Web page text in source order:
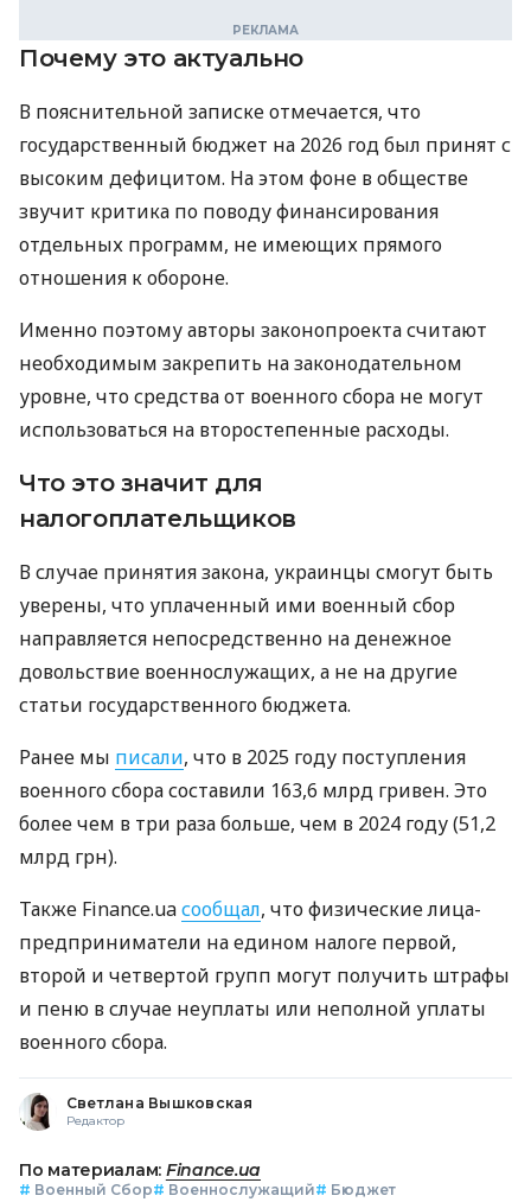
Почему это актуально
В пояснительной записке отмечается, что
государственный бюджет на 2026 год был принят с
высоким дефицитом. На этом фоне в обществе
звучит критика по поводу финансирования
отдельных программ, не имеющих прямого
отношения к обороне.
Именно поэтому авторы законопроекта считают
необходимым закрепить на законодательном
уровне, что средства от военного сбора не могут
использоваться на второстепенные расходы.
Что это значит для
налогоплательщиков
В случае принятия закона, украинцы смогут быть
уверены, что уплаченный ими военный сбор
направляется непосредственно на денежное
довольствие военнослужащих, а не на другие
статьи государственного бюджета.
Ранее мы писали, что в 2025 году поступления
военного сбора составили 163,6 млрд гривен. Это
более чем в три раза больше, чем в 2024 году (51,2
млрд грн).
Также Finance.uaсообщал, что физические лица-
предприниматели на едином налоге первой,
второй и четвертой групп могут получить штрафы
и пеню в случае неуплаты или неполной уплаты
военного сбора.
Светлана Вышковская
Редактор
По материалам: Finance.ua
# Военный Сбор# Военнослужащий# Бюджет